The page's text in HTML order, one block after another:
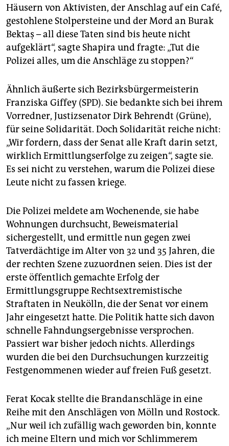
Häusern von Aktivisten, der Anschlag auf ein Café,
gestohlene Stolpersteine und der Mord an Burak
Bektaş – all diese Taten sind bis heute nicht
aufgeklärt“, sagte Shapira und fragte: „Tut die
Polizei alles, um die Anschläge zu stoppen?“
Ähnlich äußerte sich Bezirksbürgermeisterin
Franziska Giffey (SPD). Sie bedankte sich bei ihrem
Vorredner, Justizsenator Dirk Behrendt (Grüne),
für seine Solidarität. Doch Solidarität reiche nicht:
„Wir fordern, dass der Senat alle Kraft darin setzt,
wirklich Ermittlungserfolge zu zeigen“, sagte sie.
Es sei nicht zu verstehen, warum die Polizei diese
Leute nicht zu fassen kriege.
Die Polizei meldete am Wochenende, sie habe
Wohnungen durchsucht, Beweismaterial
sichergestellt, und ermittle nun gegen zwei
Tatverdächtige im Alter von 32 und 35 Jahren, die
der rechten Szene zuzuordnen seien. Dies ist der
erste öffentlich gemachte Erfolg der
Ermittlungsgruppe Rechtsextremistische
Straftaten in Neukölln, die der Senat vor einem
Jahr eingesetzt hatte. Die Politik hatte sich davon
schnelle Fahndungsergebnisse versprochen.
Passiert war bisher jedoch nichts. Allerdings
wurden die bei den Durchsuchungen kurzzeitig
Festgenommenen wieder auf freien Fuß gesetzt.
Ferat Kocak stellte die Brandanschläge in eine
Reihe mit den Anschlägen von Mölln und Rostock.
„Nur weil ich zufällig wach geworden bin, konnte
ich meine Eltern und mich vor Schlimmerem